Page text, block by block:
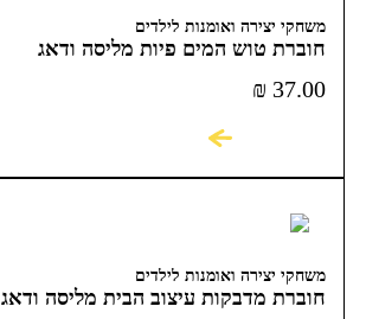
משחקי יצירה ואומנות לילדים
חוברת טוש המים פיות מליסה ודאג
₪ 37.00
משחקי יצירה ואומנות לילדים
חוברת מדבקות עיצוב הבית מליסה ודאג